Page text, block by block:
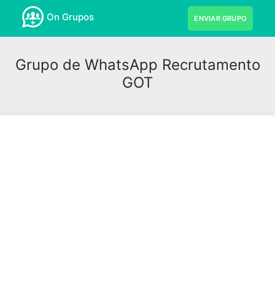
On Grupos ENVIAR GRUPO
Grupo de WhatsApp Recrutamento
GOT